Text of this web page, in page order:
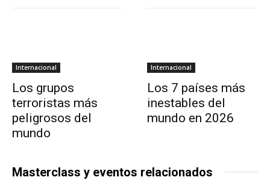
Internacional
Los grupos
terroristas más
peligrosos del
mundo
Internacional
Los 7 países más
inestables del
mundo en 2026
Masterclass y eventos relacionados